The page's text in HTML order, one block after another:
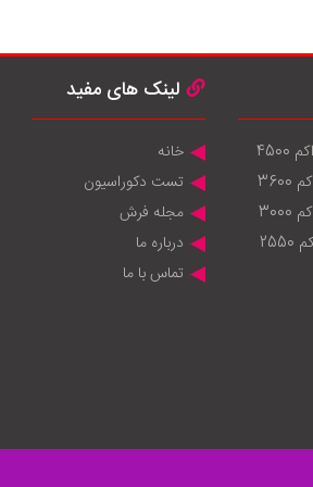
لینک های مفید
خانه
تست دکوراسیون
مجله فرش
درباره ما
تماس با ما